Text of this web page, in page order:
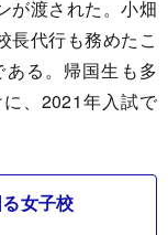
が渡された。小畑
長代行も務めたこ
る。帰国生も多
、2021年入試で
女子校